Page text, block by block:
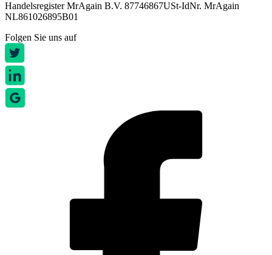
Handelsregister MrAgain B.V. 87746867USt-IdNr. MrAgain
NL861026895B01
Folgen Sie uns auf